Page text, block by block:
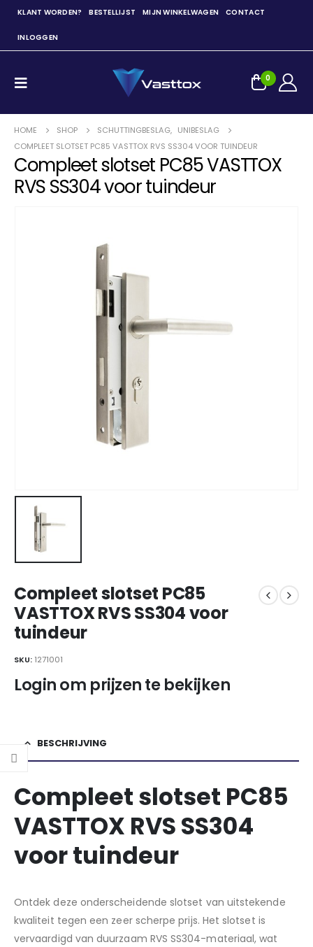
KLANT WORDEN? BESTELLIJST MIJN WINKELWAGEN CONTACT
INLOGGEN
0
HOME SHOP SCHUTTINGBESLAG, UNIBESLAG
COMPLEET SLOTSET PC85 VASTTOX RVS SS304 VOOR TUINDEUR
Compleet slotset PC85 VASTTOX
RVS SS304 voor tuindeur
Compleet slotset PC85
VASTTOX RVS SS304 voor
tuindeur
SKU: 1271001
Login om prijzen te bekijken
BESCHRIJVING
Compleet slotset PC85
VASTTOX RVS SS304
voor tuindeur
Ontdek deze onderscheidende slotset van uitstekende
kwaliteit tegen een zeer scherpe prijs. Het slotset is
vervaardigd van duurzaam RVS SS304-materiaal, wat